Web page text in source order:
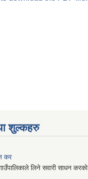
शुल्कहरु
कर
लिने सवारी साधन करको